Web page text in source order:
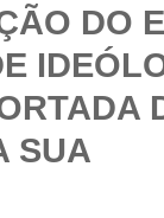
DO
SUA